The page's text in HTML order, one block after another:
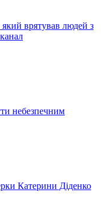
який врятував людей з
небезпечним
Катерини Діденко